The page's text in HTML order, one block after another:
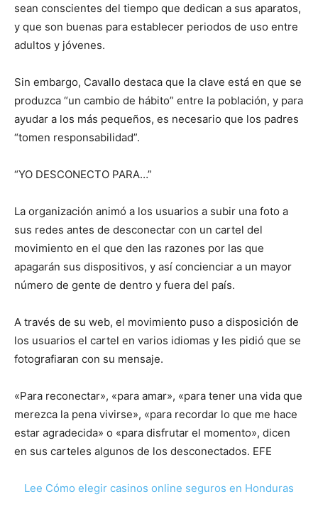
sean conscientes del tiempo que dedican a sus aparatos,
y que son buenas para establecer periodos de uso entre
adultos y jóvenes.
Sin embargo, Cavallo destaca que la clave está en que se
produzca “un cambio de hábito” entre la población, y para
ayudar a los más pequeños, es necesario que los padres
“tomen responsabilidad”.
“YO DESCONECTO PARA…”
La organización animó a los usuarios a subir una foto a
sus redes antes de desconectar con un cartel del
movimiento en el que den las razones por las que
apagarán sus dispositivos, y así concienciar a un mayor
número de gente de dentro y fuera del país.
A través de su web, el movimiento puso a disposición de
los usuarios el cartel en varios idiomas y les pidió que se
fotografiaran con su mensaje.
«Para reconectar», «para amar», «para tener una vida que
merezca la pena vivirse», «para recordar lo que me hace
estar agradecida» o «para disfrutar el momento», dicen
en sus carteles algunos de los desconectados. EFE
Lee Cómo elegir casinos online seguros en Honduras